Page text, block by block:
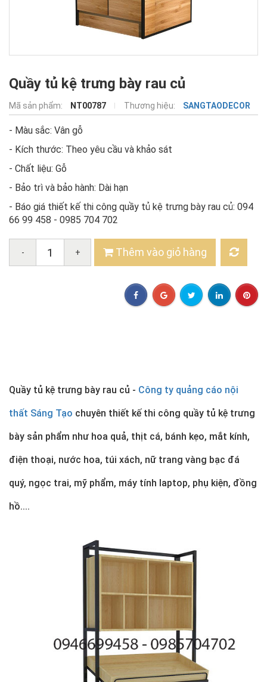
Quầy tủ kệ trưng bày rau củ
Mã sản phẩm: NT00787 Thương hiệu: SANGTAODECOR
- Màu sắc: Vân gỗ
- Kích thước: Theo yêu cầu và khảo sát
- Chất liệu: Gỗ
- Bảo trì và bảo hành: Dài hạn
- Báo giá thiết kế thi công quầy tủ kệ trưng bày rau củ: 094
66 99 458 - 0985 704 702
- + Thêm vào giỏ hàng
Quầy tủ kệ trưng bày rau củ - Công ty quảng cáo nội
thất Sáng Tạo chuyên thiết kế thi công quầy tủ kệ trưng
bày sản phẩm như hoa quả, thịt cá, bánh kẹo, mắt kính,
điện thoại, nước hoa, túi xách, nữ trang vàng bạc đá
quý, ngọc trai, mỹ phẩm, máy tính laptop, phụ kiện, đồng
hồ....